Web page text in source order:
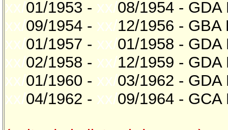
xx/01/1953 - xx/08/1954 -
xx/09/1954 - xx/12/1956 - GBA
xx/01/1957 - xx/01/1958 -
xx/02/1958 - xx/12/1959 -
xx/01/1960 - xx/03/1962 -
xx/04/1962 - xx/09/1964 - GCA